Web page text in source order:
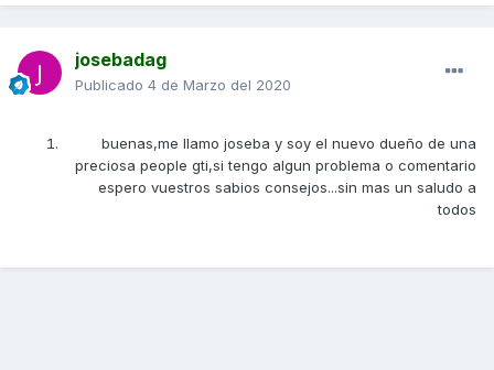
josebadag
Publicado 4 de Marzo del 2020
buenas,me llamo joseba y soy el nuevo dueño de una
preciosa people gti,si tengo algun problema o comentario
espero vuestros sabios consejos...sin mas un saludo a
todos